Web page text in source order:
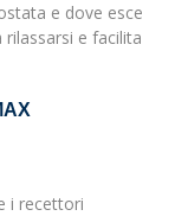
e dove esce
e facilita
i recettori